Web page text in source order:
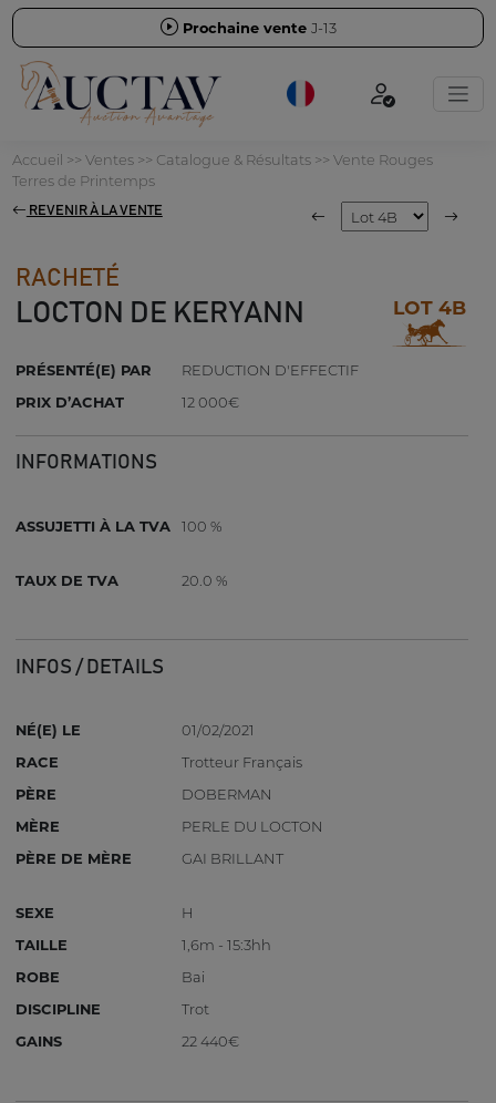
Prochaine vente J-13
Accueil >> Ventes>> Catalogue & Résultats>> Vente Rouges
Terres de Printemps
REVENIR À LA VENTE
RACHETÉ
LOCTON DE KERYANN LOT 4B
PRÉSENTÉ(E) PAR
REDUCTION D'EFFECTIF
PRIX D’ACHAT
12 000€
INFORMATIONS
ASSUJETTI À LA TVA 100 %
TAUX DE TVA 20.0 %
INFOS / DETAILS
NÉ(E) LE
01/02/2021
RACE
Trotteur Français
PÈRE
DOBERMAN
MÈRE
PERLE DU LOCTON
PÈRE DE MÈRE
GAI BRILLANT
SEXE
H
TAILLE
1,6m - 15:3hh
ROBE
Bai
DISCIPLINE
Trot
GAINS
22 440€